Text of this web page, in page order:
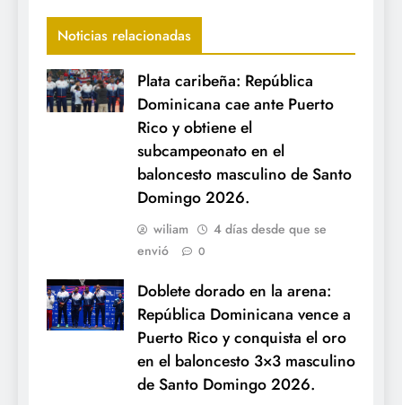
Noticias relacionadas
Plata caribeña: República
Dominicana cae ante Puerto
Rico y obtiene el
subcampeonato en el
baloncesto masculino de Santo
Domingo 2026.
wiliam
4 días desde que se
envió
0
Doblete dorado en la arena:
República Dominicana vence a
Puerto Rico y conquista el oro
en el baloncesto 3×3 masculino
de Santo Domingo 2026.